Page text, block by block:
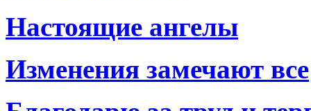
Настоящие ангелы
Изменения замечают все